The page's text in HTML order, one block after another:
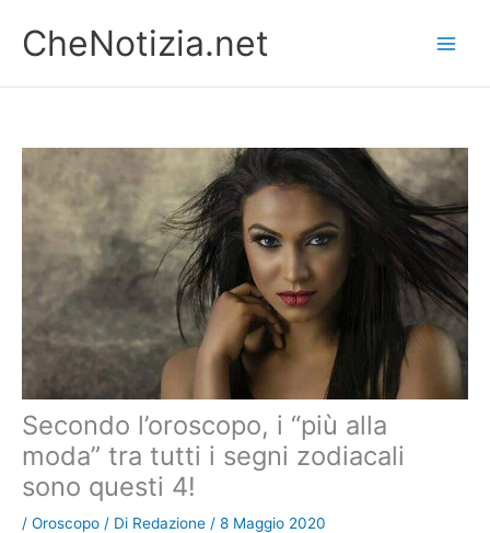
contenuto
CheNotizia.net
Secondo l’oroscopo, i “più alla
moda” tra tutti i segni zodiacali
sono questi 4!
/ Oroscopo / Di Redazione / 8 Maggio 2020